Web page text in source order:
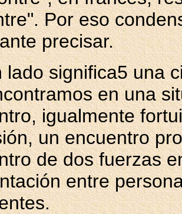
Por eso
precisar.
lado significa5 una
en una
igualmente
un encuentro
de dos fuerzas
entre